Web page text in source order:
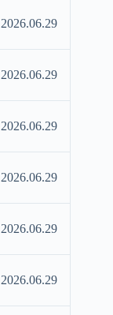
2026.06.29
2026.06.29
2026.06.29
2026.06.29
2026.06.29
2026.06.29